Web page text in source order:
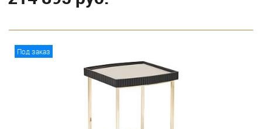
Под заказ